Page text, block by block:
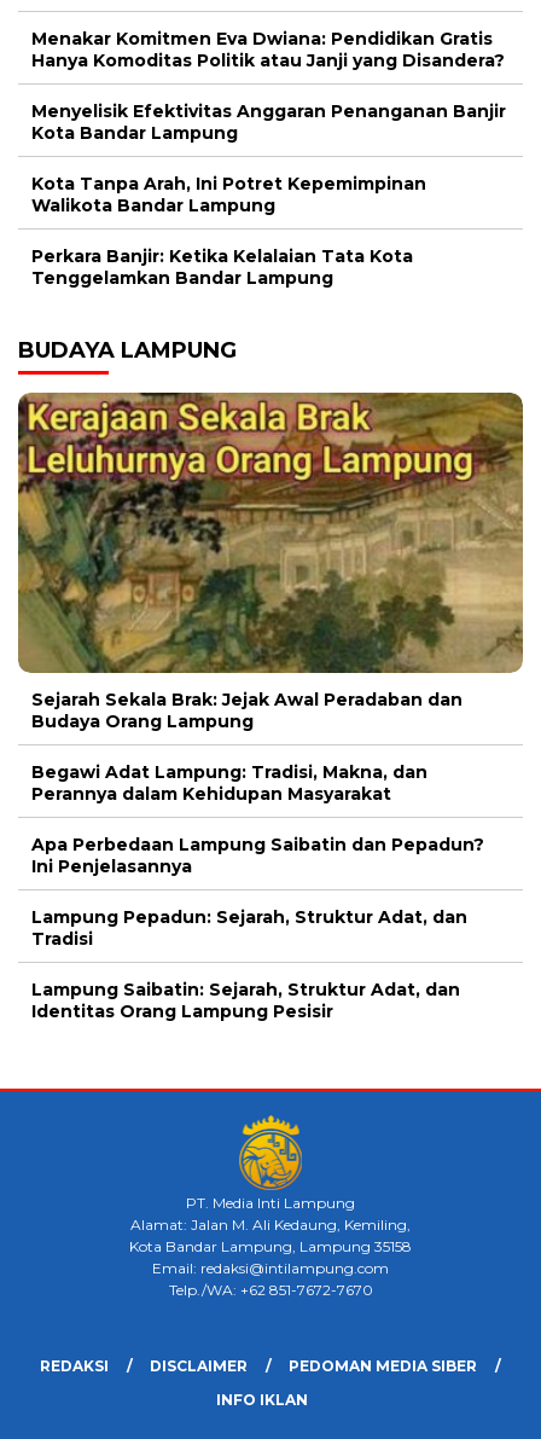
Menakar Komitmen Eva Dwiana: Pendidikan Gratis
Hanya Komoditas Politik atau Janji yang Disandera?
Menyelisik Efektivitas Anggaran Penanganan Banjir
Kota Bandar Lampung
Kota Tanpa Arah, Ini Potret Kepemimpinan
Walikota Bandar Lampung
Perkara Banjir: Ketika Kelalaian Tata Kota
Tenggelamkan Bandar Lampung
BUDAYA LAMPUNG
Sejarah Sekala Brak: Jejak Awal Peradaban dan
Budaya Orang Lampung
Begawi Adat Lampung: Tradisi, Makna, dan
Perannya dalam Kehidupan Masyarakat
Apa Perbedaan Lampung Saibatin dan Pepadun?
Ini Penjelasannya
Lampung Pepadun: Sejarah, Struktur Adat, dan
Tradisi
Lampung Saibatin: Sejarah, Struktur Adat, dan
Identitas Orang Lampung Pesisir
PT. Media Inti Lampung
Alamat: Jalan M. Ali Kedaung, Kemiling,
Kota Bandar Lampung, Lampung 35158
Email: redaksi@intilampung.com
Telp./WA: +62 851-7672-7670
REDAKSI DISCLAIMER
PEDOMAN MEDIA SIBER
INFO IKLAN